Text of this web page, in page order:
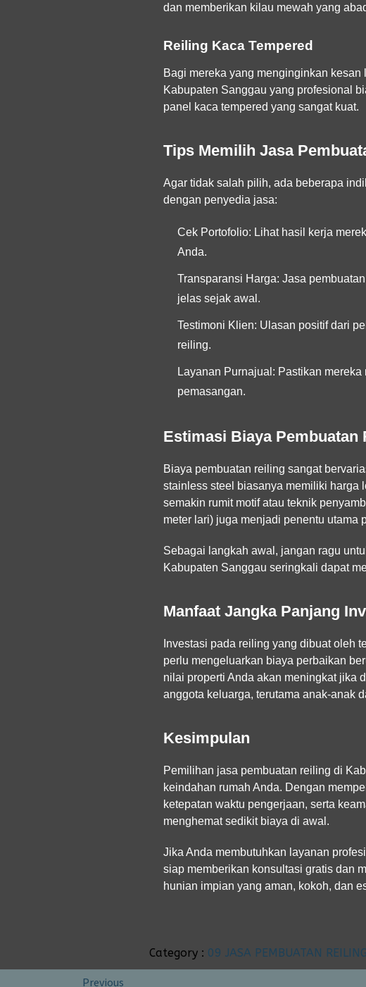
dan memberikan kilau mewah yang
Reiling Kaca Tempered
Bagi mereka yang menginginkan
Kabupaten Sanggau yang profesional
panel kaca tempered yang sangat kuat.
Tips Memilih Jasa
Agar tidak salah pilih, ada beberapa
dengan penyedia jasa:
Cek Portofolio: Lihat hasil kerja
Anda.
Transparansi Harga: Jasa
jelas sejak awal.
Testimoni Klien: Ulasan positif dari
reiling.
Layanan Purnajual: Pastikan
pemasangan.
Estimasi Biaya Pembuatan
Biaya pembuatan reiling sangat
stainless steel biasanya memiliki harga
semakin rumit motif atau teknik
meter lari) juga menjadi penentu utama
Sebagai langkah awal, jangan ragu
Kabupaten Sanggau seringkali dapat
Manfaat Jangka Panjang
Investasi pada reiling yang dibuat oleh
perlu mengeluarkan biaya perbaikan
nilai properti Anda akan meningkat jika
anggota keluarga, terutama anak-anak
Kesimpulan
Pemilihan jasa pembuatan reiling di
keindahan rumah Anda. Dengan
ketepatan waktu pengerjaan, serta
menghemat sedikit biaya di awal.
Jika Anda membutuhkan layanan
siap memberikan konsultasi gratis dan
hunian impian yang aman, kokoh, dan
Category : 09 JASA PEMBUATAN REILING
Previous